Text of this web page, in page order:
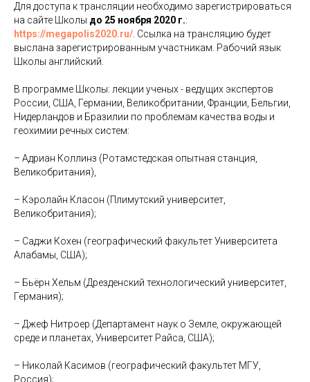
Для доступа к трансляции необходимо зарегистрироваться
на сайте Школы до 25 ноября 2020 г.:
https://megapolis2020.ru/ . Ссылка на трансляцию будет
выслана зарегистрированным участникам. Рабочий язык
Школы английский.
В программе Школы: лекции ученых - ведущих экспертов
России, США, Германии, Великобритании, Франции, Бельгии,
Нидерландов и Бразилии по проблемам качества воды и
геохимии речных систем:
– Адриан Коллинз (Ротамстедская опытная станция,
Великобритания),
– Кэролайн Класон (Плимутский университет,
Великобритания);
– Саджи Кохен (географический факультет Университета
Алабамы, США);
– Бьёрн Хельм (Дрезденский технологический университет,
Германия);
– Джеф Нитроер (Департамент наук о Земле, окружающей
среде и планетах, Университет Райса, США);
– Николай Касимов (географический факультет МГУ,
Россия);